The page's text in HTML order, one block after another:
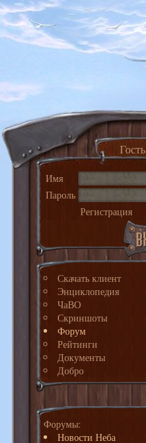
Гость
Имя
Пароль
Регистрация
Скачать клиент
Энциклопедия
ЧаВО
Скриншоты
Форум
Рейтинги
Документы
Добро
Форумы:
Новости Неба